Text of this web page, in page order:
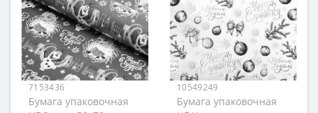
7153436
Бумага упаковочная
10549249
Бумага упаковочная